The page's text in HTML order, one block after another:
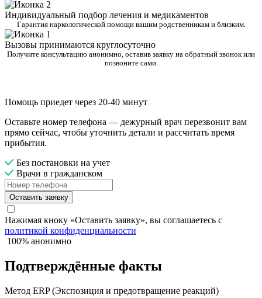
Индивидуальный подбор лечения и медикаментов
Гарантия наркологической помощи вашим родственникам и близким.
Вызовы принимаются круглосуточно
Получите консультацию анонимно, оставив заявку на обратный звонок или
позвоните сами.
Помощь приедет через 20-40 минут
Оставьте номер телефона — дежурный врач перезвонит вам
прямо сейчас, чтобы уточнить детали и рассчитать время
прибытия.
Без постановки на учет
Врачи в гражданском
Оставить заявку
Нажимая кноку «Оставить заявку», вы соглашаетесь с
политикой конфиденциальности
100% анонимно
Подтверждённые факты
Метод ERP (Экспозиция и предотвращение реакций)